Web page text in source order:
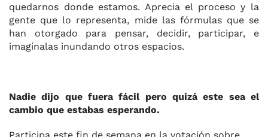
quedarnos donde estamos. Aprecia el proceso y la
gente que lo representa, mide las fórmulas que se
han otorgado para pensar, decidir, participar, e
imagínalas inundando otros espacios.
Nadie dijo que fuera fácil pero quizá este sea el
cambio que estabas esperando.